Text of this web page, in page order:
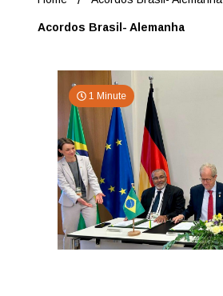
Acordos Brasil- Alemanha
1 Minute